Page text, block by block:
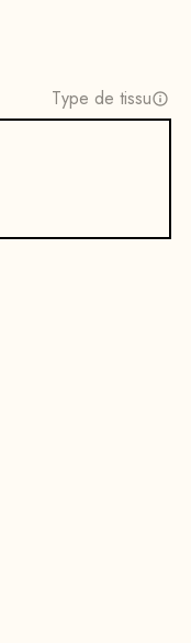
Type de tissu